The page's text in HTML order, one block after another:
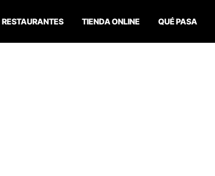
RESTAURANTES TIENDA ONLINE QUÉ PASA